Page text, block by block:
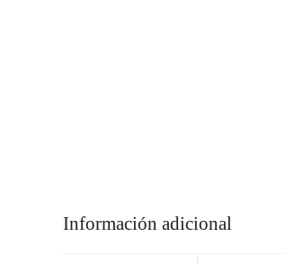
Información adicional